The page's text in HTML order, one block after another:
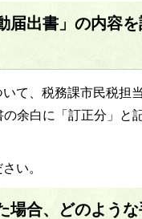
届出書」の内容を
て、税務課市民税担
余白に「訂正分」と
い。
場合、どのような